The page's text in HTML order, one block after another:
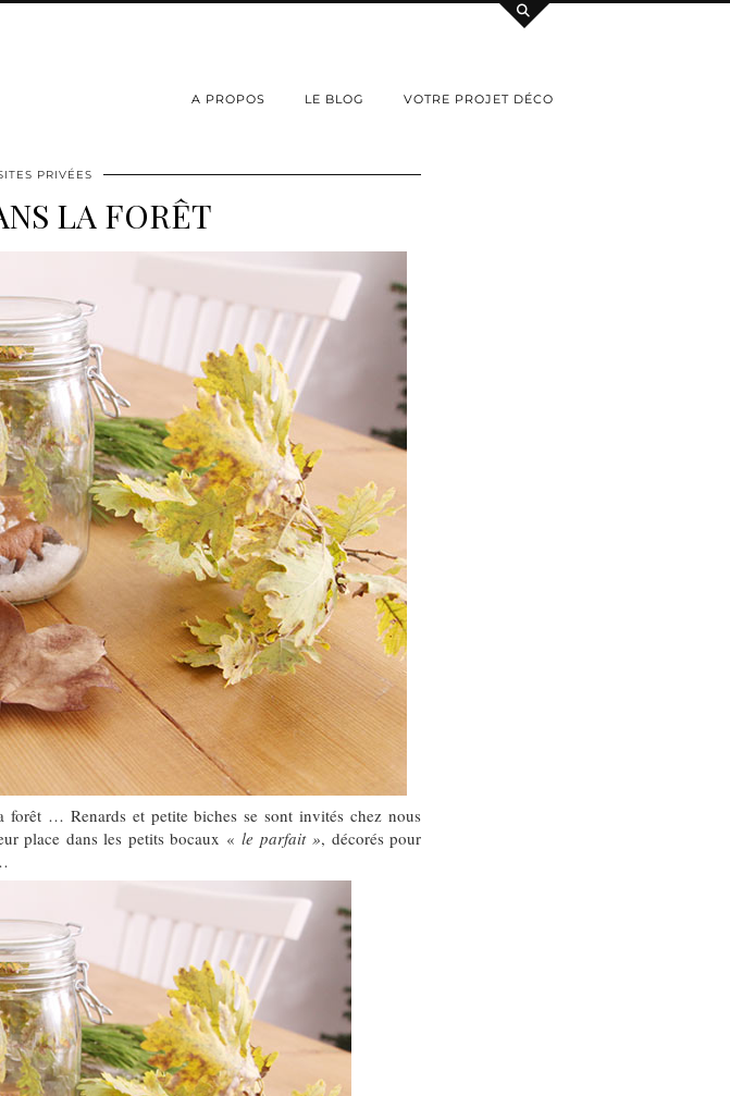
A PROPOS LE BLOG VOTRE PROJET DÉCO
PRIVÉES
LA FORÊT
… Renards et petite biches se sont invités chez nous
place dans les petits bocaux « le parfait », décorés pour